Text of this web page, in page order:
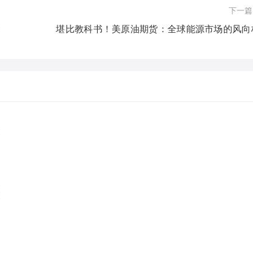
下一篇
堪比教科书！美原油期货：全球能源市场的风